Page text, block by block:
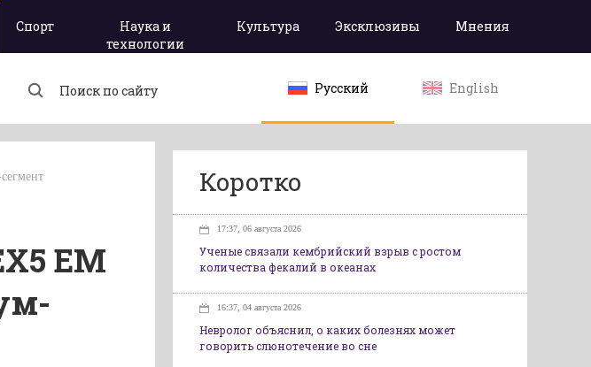
Спорт
Наука и
технологии
Культура Эксклюзивы Мнения
Русский English
EM
Коротко
17:37, 06 августа 2026
Ученые связали кембрийский взрыв с ростом
количества фекалий в океанах
16:37, 04 августа 2026
Невролог объяснил, о каких болезнях может
говорить слюнотечение во сне